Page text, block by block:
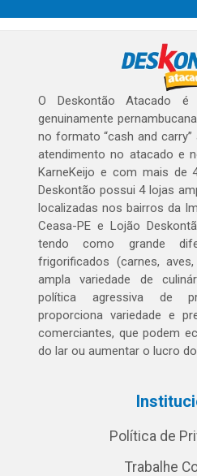
O Deskontão Atacado é
genuinamente
no formato “cash and
atendimento no atacado e
KarneKeijo e com mais de
Deskontão possui 4 lojas
localizadas nos bairros da
Ceasa-PE e Lojão
tendo como grande
frigorificados (carnes,
ampla variedade de
política agressiva de
proporciona variedade e
comerciantes, que podem
do lar ou aumentar o lucro
Política de
Trabalhe